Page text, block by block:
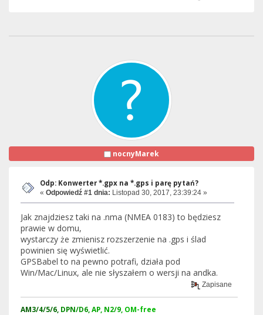
nocnyMarek
Odp: Konwerter *.gpx na *.gps i parę pytań?
« Odpowiedź #1 dnia: Listopad 30, 2017, 23:39:24 »
Jak znajdziesz taki na .nma (NMEA 0183) to będziesz
prawie w domu,
wystarczy że zmienisz rozszerzenie na .gps i ślad
powinien się wyświetlić.
GPSBabel to na pewno potrafi, działa pod
Win/Mac/Linux, ale nie słyszałem o wersji na andka.
Zapisane
AM3/4/5/6, DPN/D6,AP, N2/9, OM-free